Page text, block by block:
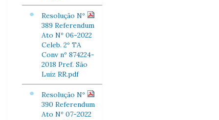
Resolução Nº
389 Referendum
Ato Nº 06-2022
Celeb. 2º TA
Conv nº 874224-
2018 Pref. São
Luiz RR.pdf
Resolução Nº
390 Referendum
Ato Nº 07-2022